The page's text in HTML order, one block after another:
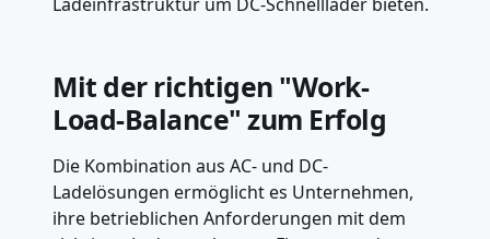
Mit der richtigen "Work-
Load-Balance" zum Erfolg
Die Kombination aus AC- und DC-
Ladelösungen ermöglicht es Unternehmen,
ihre betrieblichen Anforderungen mit dem